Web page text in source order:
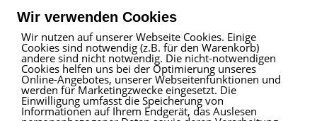
Impressum|Haftungsausschluss|Datenschutz
ProVitare Commercial
Wir verwenden Cookies
Wir nutzen auf unserer Webseite Cookies. Einige
Cookies sind notwendig (z.B. für den Warenkorb)
andere sind nicht notwendig. Die nicht-notwendigen
Cookies helfen uns bei der Optimierung unseres
Online-Angebotes, unserer Webseitenfunktionen und
werden für Marketingzwecke eingesetzt. Die
Einwilligung umfasst die Speicherung von
Informationen auf Ihrem Endgerät, das Auslesen